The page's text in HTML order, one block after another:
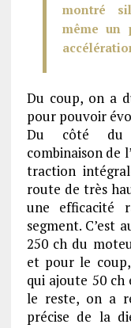
montré
même un
Du coup, on a
pour pouvoir
Du côté du
combinaison de
traction
route de très
une efficacité
segment. C’est
250 ch du
et pour le
qui ajoute 50 ch
le reste, on a
précise de la